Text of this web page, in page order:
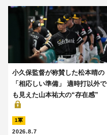
小久保監督が称賛した松本晴の
「相応しい準備」 適時打以外で
も見えた山本祐大の“存在感”
1軍
2026.8.7